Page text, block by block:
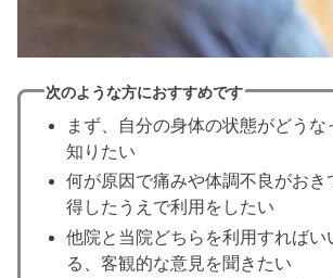
次のような方におすすめです
まず、自分の身体の状態がどうな
知りたい
何が原因で痛みや体調不良がおき
得したうえで利用をしたい
他院と当院どちらを利用すればい
る、客観的な意見を聞きたい